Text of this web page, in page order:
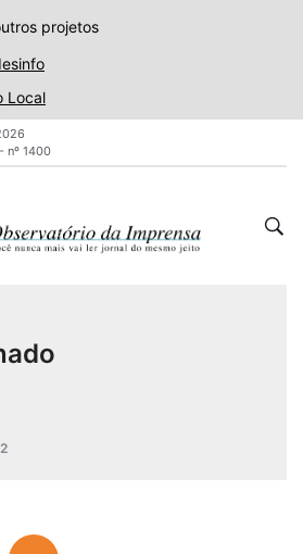
projetos
Local
nº 1400